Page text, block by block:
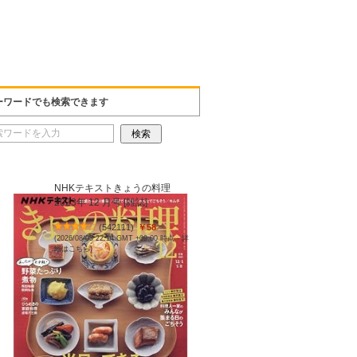
ワードでも検索できます
NHKテキストきょうの料理
2023年 12 月号 [雑誌]
(542111) ￥58
(2026/08/05 22:14 GMT +09:00 時点 -詳
細はこちら)